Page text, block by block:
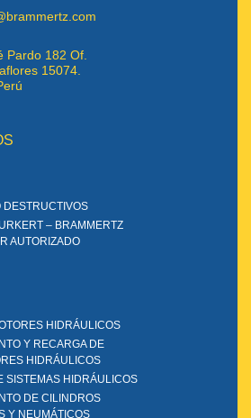
Pardo 182 Of.
15074.
DESTRUCTIVOS
– BRAMMERTZ
AUTORIZADO
HIDRÁULICOS
Y RECARGA DE
HIDRÁULICOS
SISTEMAS HIDRÁULICOS
DE CILINDROS
Y NEUMÁTICOS